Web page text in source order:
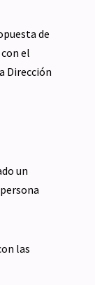
de
el
Dirección
un
las